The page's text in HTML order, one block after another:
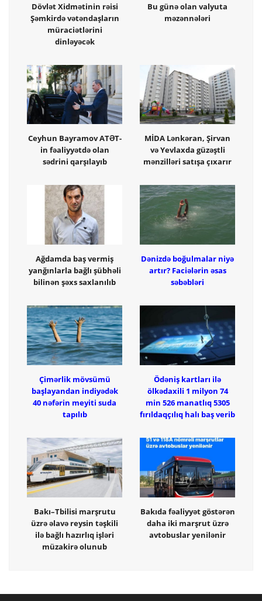
Dövlət Xidmətinin rəisi
Şəmkirdə vətəndaşların
müraciətlərini
dinləyəcək
Bu günə olan valyuta
məzənnələri
Ceyhun Bayramov ATƏT-
in fəaliyyətdə olan
sədrini qarşılayıb
MİDA Lənkəran, Şirvan
və Yevlaxda güzəştli
mənzilləri satışa çıxarır
Ağdamda baş vermiş
yanğınlarla bağlı şübhəli
bilinən şəxs saxlanılıb
Dənizdə boğulmalar niyə
artır? Faciələrin əsas
səbəbləri
Çimərlik mövsümü
başlayandan indiyədək
40 nəfərin meyiti suda
tapılıb
Ödəniş kartları ilə
ölkədaxili 1 milyon 74
min 526 manatlıq 5305
fırıldaqçılıq halı baş verib
Bakı–Tbilisi marşrutu
üzrə əlavə reysin təşkili
ilə bağlı hazırlıq işləri
müzakirə olunub
Bakıda fəaliyyət göstərən
daha iki marşrut üzrə
avtobuslar yenilənir